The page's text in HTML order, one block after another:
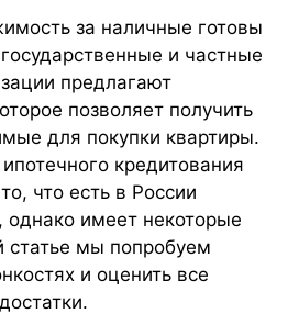
за наличные готовы
и частные
предлагают
позволяет получить
для покупки квартиры.
кредитования
что есть в России
однако имеет некоторые
статье мы попробуем
и оценить все